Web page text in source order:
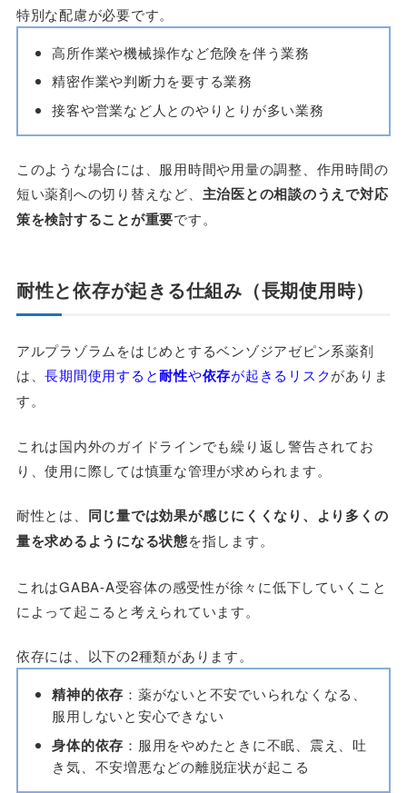
特別な配慮が必要です。
高所作業や機械操作など危険を伴う業務
精密作業や判断力を要する業務
接客や営業など人とのやりとりが多い業務
このような場合には、服用時間や用量の調整、作用時間の
短い薬剤への切り替えなど、 主治医との相談のうえで対応
策を検討することが重要です。
耐性と依存が起きる仕組み（長期使用時）
アルプラゾラムをはじめとするベンゾジアゼピン系薬剤
は、長期間使用すると耐性や依存が起きるリスクがありま
す。
これは国内外のガイドラインでも繰り返し警告されてお
り、使用に際しては慎重な管理が求められます。
耐性とは、 同じ量では効果が感じにくくなり、より多くの
量を求めるようになる状態を指します。
これはGABA-A受容体の感受性が徐々に低下していくこと
によって起こると考えられています。
依存には、以下の2種類があります。
精神的依存 ：薬がないと不安でいられなくなる、
服用しないと安心できない
身体的依存 ：服用をやめたときに不眠、震え、吐
き気、不安増悪などの離脱症状が起こる